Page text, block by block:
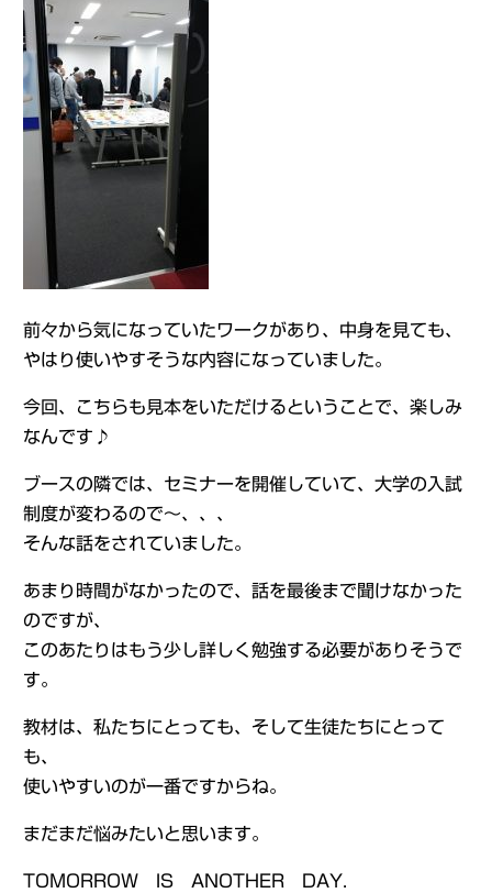
前々から気になっていたワークがあり、中身を見ても、
やはり使いやすそうな内容になっていました。
今回、こちらも見本をいただけるということで、楽しみ
なんです♪
ブースの隣では、セミナーを開催していて、大学の入試
制度が変わるので～、、、
そんな話をされていました。
あまり時間がなかったので、話を最後まで聞けなかった
のですが、
このあたりはもう少し詳しく勉強する必要がありそうで
す。
教材は、私たちにとっても、そして生徒たちにとって
も、
使いやすいのが一番ですからね。
まだまだ悩みたいと思います。
TOMORROW IS ANOTHER DAY.